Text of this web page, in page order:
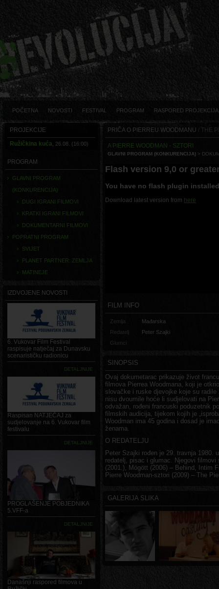
POČETNA NOVOSTI FESTIVAL PROGRAM RASPORED PROJEKCIJA
PROJEKCIJE
Ružičkina kuća , 26.08. (16:00)
PROGRAM
GLAVNI PROGRAM
(KONKURENCIJA)
DUGI IGRANI FILMOVI
KRATKI IGRANI FILMOVI
DOKUMENTARNI FILMOVI
POPRATNI PROGRAM
SVIJET
PLANET PARTNER: ZEMLJA
MATINEJE
IZDVOJENE NOVOSTI
6. Vukovar Film Festival
raspisuje natječaj za Dunavsku
scenarističku radionicu
DETALJNIJE
Raspisan NATJEČAJ za
sudjelovanje na 6. Vukovar film
festivalu
DETALJNIJE
PROGLAŠENJE POBJEDNIKA
5.VFF-a
DETALJNIJE
Današnji raspored filmova u
PRIČA O PIERREU WOODMANU / THE
A PIERRE WOODMAN - SZTORI
GLAVNI PROGRAM (KONKURENCIJA) >
Flash version 9,0 or
You have no flash plugin installed
Download latest version from here
FILM INFO
Zemlja
Mađarska
Redatelj
Peter Szajki
Glumci
SINOPSIS
Ovaj dokumetarac prikazuje život
filmova Pierrea Woodmana, koji je
slovačke i ruske djevojke koje su
nisu dvoumile hoće li sudjelovati na
odvažan, rođeni francuski poduzetnik
filmskih audicija, tijekom kojih je
Woodman ima 45 godina i dosad je
ženama.
O REDATELJU
Peter Szajki rođen je 29. travnja 1980.
redatelj, pisac i glumac. Njegovi
(2001.), Mögött (2006) – Behind, Intim
Pierre Woodman-sztori (2009) – The
GALERIJA SLIKA